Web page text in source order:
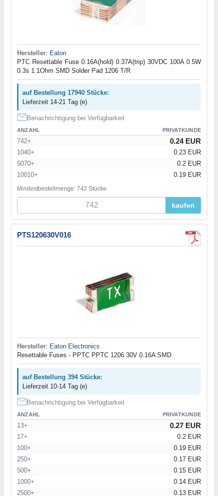
Hersteller: Eaton
PTC Resettable Fuse 0.16A(hold) 0.37A(trip) 30VDC 100A 0.5W
0.3s 1.1Ohm SMD Solder Pad 1206 T/R
auf Bestellung 17940 Stücke:
Lieferzeit 14-21 Tag (e)
Benachrichtigung bei Verfügbarkeit
ANZAHL PRIVATKUNDE
742+ 0.24 EUR
1040+
0.23 EUR
5070+
0.2 EUR
10010+
0.19 EUR
Mindestbestellmenge: 742 Stücke
kaufen
PTS120630V016
Hersteller: Eaton Electronics
Resettable Fuses - PPTC PPTC 1206 30V 0.16A SMD
auf Bestellung 394 Stücke:
Lieferzeit 10-14 Tag (e)
Benachrichtigung bei Verfügbarkeit
ANZAHL PRIVATKUNDE
13+ 0.27 EUR
17+
0.2 EUR
100+
0.19 EUR
250+
0.17 EUR
500+
0.15 EUR
1000+
0.14 EUR
2500+
0.13 EUR